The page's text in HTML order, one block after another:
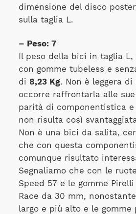
dimensione del disco
sulla taglia L.
– Peso: 7
Il peso della bici in taglia L,
con gomme tubeless e
di 8,23 Kg. Non è leggera di
occorre raffrontarla alle
parità di componentistica e
non risulta così
Non è una bici da salita,
che con questa
comunque risultato
Segnaliamo che con le
Speed 57 e le gomme Pirelli
Race da 30 mm,
largo e più alto e le gomme